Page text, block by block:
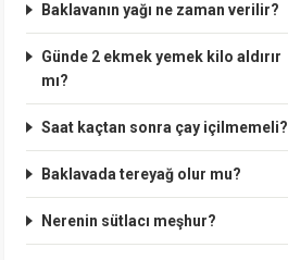
Baklavanın yağı ne zaman verilir?
Günde 2 ekmek yemek kilo aldırır
mı?
Saat kaçtan sonra çay içilmemeli?
Baklavada tereyağ olur mu?
Nerenin sütlacı meşhur?